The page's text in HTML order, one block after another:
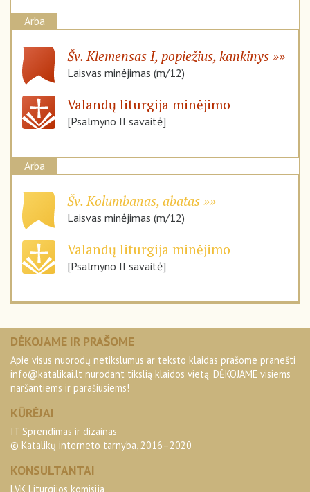
Arba
Šv. Klemensas I, popiežius, kankinys
Laisvas minėjimas (m/12)
Valandų liturgija minėjimo
[Psalmyno II savaitė]
Arba
Šv. Kolumbanas, abatas
Laisvas minėjimas (m/12)
Valandų liturgija minėjimo
[Psalmyno II savaitė]
DĖKOJAME IR PRAŠOME
Apie visus nuorodų netikslumus ar teksto klaidas prašome pranešti
info@katalikai.lt nurodant tikslią klaidos vietą. DĖKOJAME visiems
naršantiems ir parašiusiems!
KŪRĖJAI
IT Sprendimas ir dizainas
© Katalikų interneto tarnyba, 2016–2020
KONSULTANTAI
LVK Liturgijos komisija